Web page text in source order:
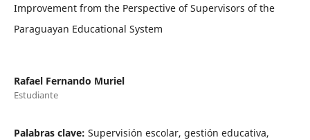
Improvement from the Perspective of Supervisors of the
Paraguayan Educational System
Rafael Fernando Muriel
Estudiante
Palabras clave: Supervisión escolar, gestión educativa,